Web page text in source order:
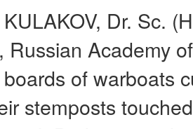
Dr. Sc.
Russian Academy
of warboats
stemposts